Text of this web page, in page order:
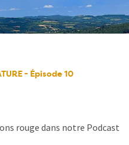
- Épisode 10
rouge dans notre Podcast